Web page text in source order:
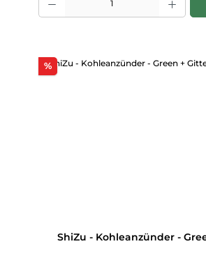
%Rabatt
ShiZu - Kohleanzünder -